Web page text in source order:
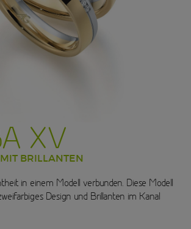
XV
BRILLANTEN
in einem Modell verbunden. Diese Modell
Design und Brillanten im Kanal